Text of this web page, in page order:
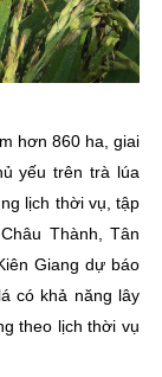
hơn 860 ha, giai
yếu trên trà lúa
lịch thời vụ, tập
Thành, Tân
Giang dự báo
có khả năng lây
theo lịch thời vụ